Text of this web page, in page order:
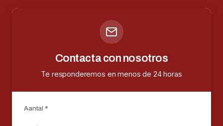
Contacta con nosotros
Te responderemos en menos de 24 horas
Aantal *